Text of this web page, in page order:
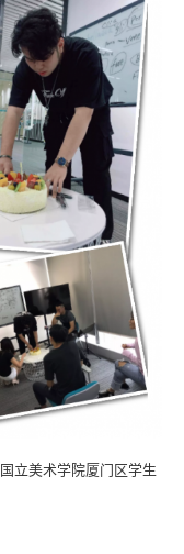
立美术学院厦门区学生